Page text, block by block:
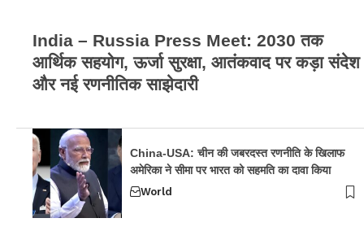
India – Russia Press Meet: 2030 तक
आर्थिक सहयोग, ऊर्जा सुरक्षा, आतंकवाद पर कड़ा संदेश
और नई रणनीतिक साझेदारी
China-USA: चीन की जबरदस्त रणनीति के खिलाफ
अमेरिका ने सीमा पर भारत को सहमति का दावा किया
World